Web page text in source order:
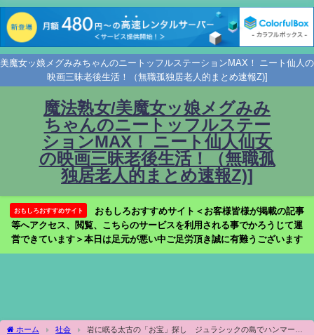
美魔女ッ娘メグみみちゃんのニートッフルステーションMAX！ ニート仙人の
映画三昧老後生活！（無職孤独居老人的まとめ速報Z)]
魔法熟女/美魔女ッ娘メグみみ
ちゃんのニートッフルステー
ションMAX！ ニート仙人仙女
の映画三昧老後生活！（無職孤
独居老人的まとめ速報Z)]
おもしろおすすめサイト
おもしろおすすめサイト＜お客様皆様が掲載の記事
等へアクセス、閲覧、こちらのサービスを利用される事でかろうじて運
営できています＞本日は足元が悪い中ご足労頂き誠に有難うございます
ホーム 社会
岩に眠る太古の「お宝」探し ジュラシックの島でハンマー振